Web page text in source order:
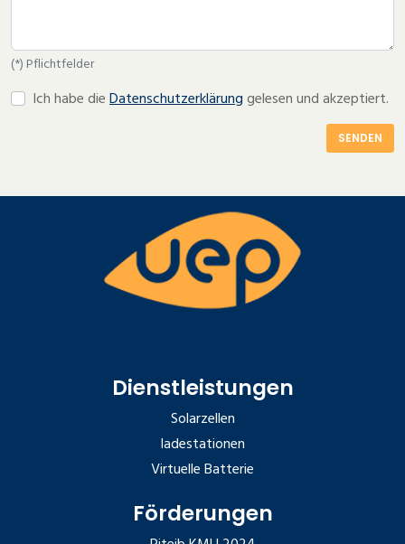
(*) Pflichtfelder
Ich habe dieDatenschutzerklärunggelesen und akzeptiert.
SENDEN
Dienstleistungen
Solarzellen
ladestationen
Virtuelle Batterie
Förderungen